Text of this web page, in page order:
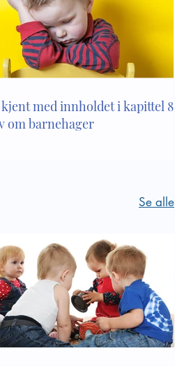
i
med innholdet i kapittel 8 i
om barnehager
Se alle